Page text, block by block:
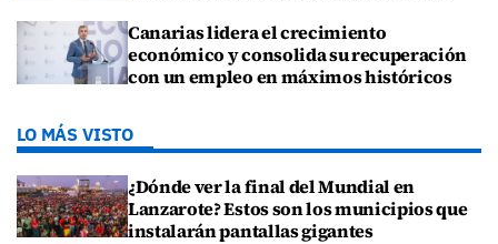
Canarias lidera el crecimiento
económico y consolida su recuperación
con un empleo en máximos históricos
LO MÁS VISTO
¿Dónde ver la final del Mundial en
Lanzarote? Estos son los municipios que
instalarán pantallas gigantes